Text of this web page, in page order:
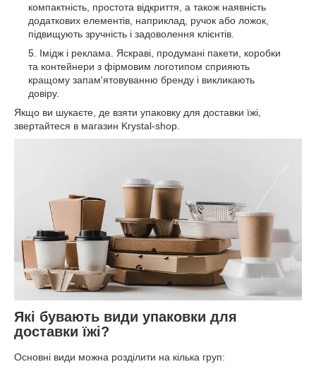
компактність, простота відкриття, а також наявність
додаткових елементів, наприклад, ручок або ложок,
підвищують зручність і задоволення клієнтів.
Імідж і реклама. Яскраві, продумані пакети, коробки
та контейнери з фірмовим логотипом сприяють
кращому запам'ятовуванню бренду і викликають
довіру.
Якщо ви шукаєте, де взяти упаковку для доставки їжі,
звертайтеся в магазин Krystal-shop.
Які бувають види упаковки для
доставки їжі?
Основні види можна розділити на кілька груп: